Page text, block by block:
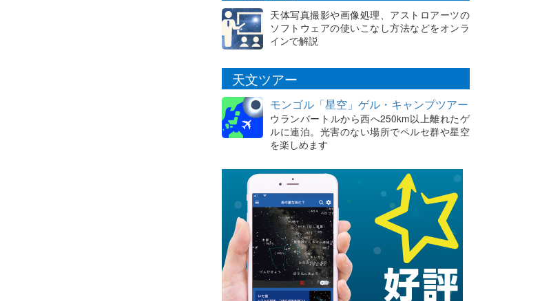
天体写真撮影や画像処理、アストロアーツの
ソフトウェアの使いこなし方法などをオンラ
インで解説
天文ツアー
モンゴル「星空」ゲル・キャンプツアー
ウランバートルから西へ250km以上離れたゲ
ルに連泊。光害のない場所でペルセ群や星空
を楽しめます